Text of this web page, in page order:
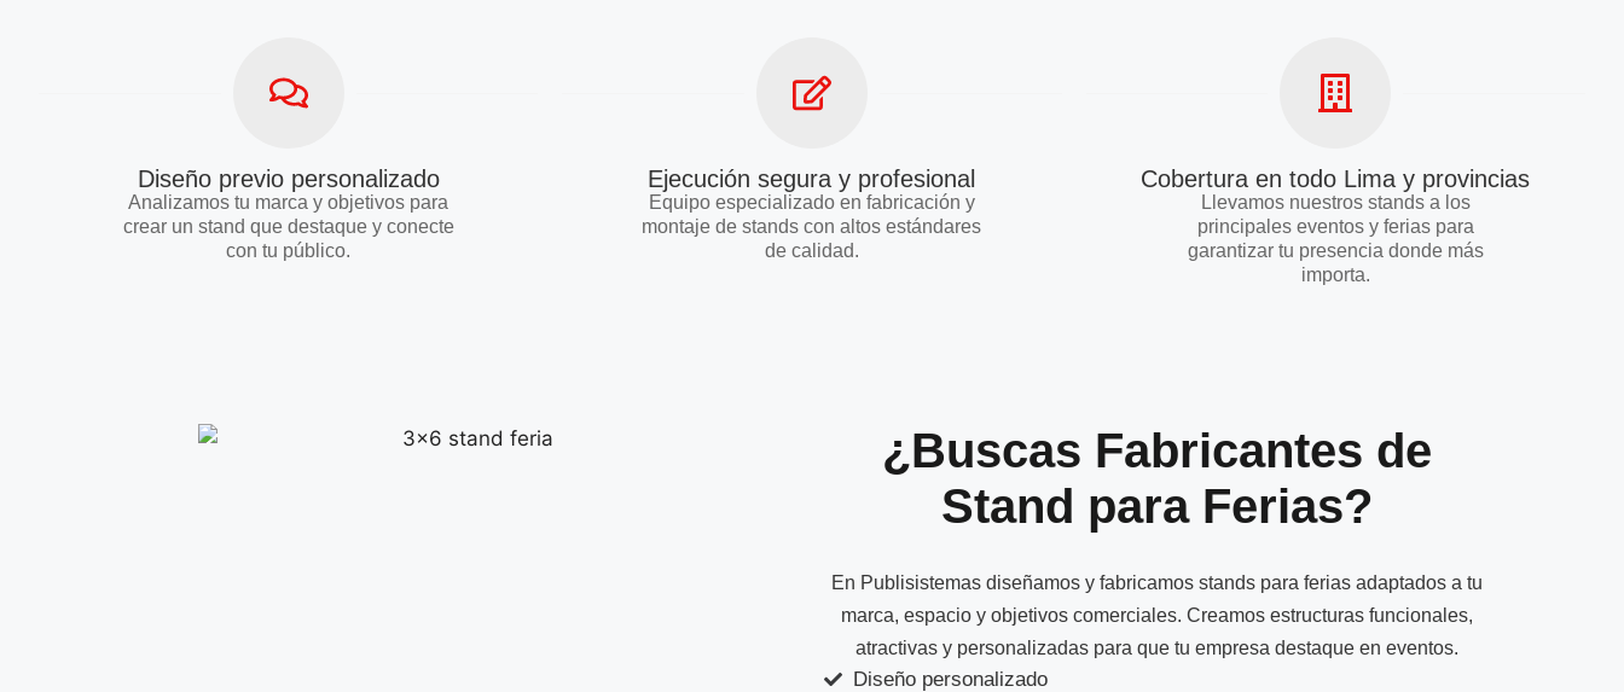
Diseño previo personalizado
Analizamos tu marca y objetivos para
crear un stand que destaque y conecte
con tu público.
Ejecución segura y profesional
Equipo especializado en fabricación y
montaje de stands con altos estándares
de calidad.
Cobertura en todo Lima y provincias
Llevamos nuestros stands a los
principales eventos y ferias para
garantizar tu presencia donde más
importa.
¿Buscas Fabricantes de
Stand para Ferias?
En Publisistemas diseñamos y fabricamos stands para ferias adaptados a tu
marca, espacio y objetivos comerciales. Creamos estructuras funcionales,
atractivas y personalizadas para que tu empresa destaque en eventos.
Diseño personalizado